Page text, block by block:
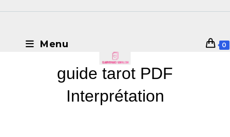
Menu 0
guide tarot PDF
Interprétation